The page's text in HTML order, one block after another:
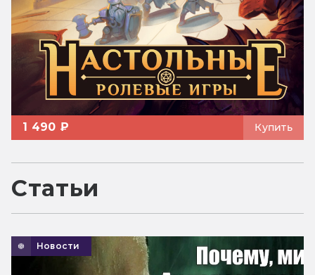
1 490 ₽ Купить
Статьи
Новости